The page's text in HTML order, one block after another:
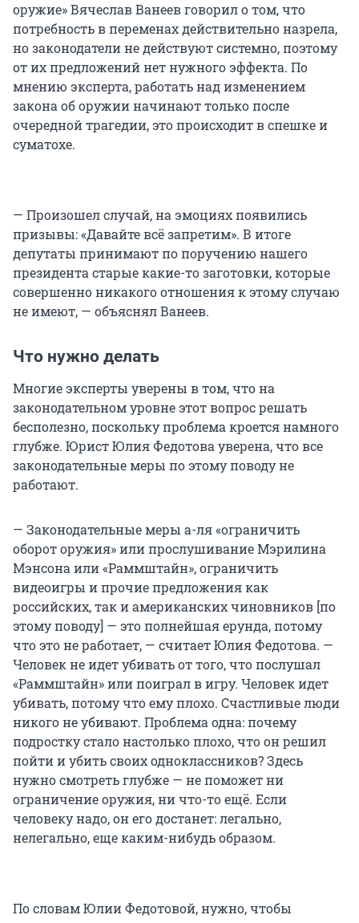
оружие» Вячеслав Ванеев говорил о том, что
потребность в переменах действительно назрела,
но законодатели не действуют системно, поэтому
от их предложений нет нужного эффекта. По
мнению эксперта, работать над изменением
закона об оружии начинают только после
очередной трагедии, это происходит в спешке и
суматохе.
— Произошел случай, на эмоциях появились
призывы: «Давайте всё запретим». В итоге
депутаты принимают по поручению нашего
президента старые какие-то заготовки, которые
совершенно никакого отношения к этому случаю
не имеют, — объяснял Ванеев.
Что нужно делать
Многие эксперты уверены в том, что на
законодательном уровне этот вопрос решать
бесполезно, поскольку проблема кроется намного
глубже. Юрист Юлия Федотова уверена, что все
законодательные меры по этому поводу не
работают.
— Законодательные меры а-ля «ограничить
оборот оружия» или прослушивание Мэрилина
Мэнсона или «Раммштайн», ограничить
видеоигры и прочие предложения как
российских, так и американских чиновников [по
этому поводу] — это полнейшая ерунда, потому
что это не работает, — считает Юлия Федотова. —
Человек не идет убивать от того, что послушал
«Раммштайн» или поиграл в игру. Человек идет
убивать, потому что ему плохо. Счастливые люди
никого не убивают. Проблема одна: почему
подростку стало настолько плохо, что он решил
пойти и убить своих одноклассников? Здесь
нужно смотреть глубже — не поможет ни
ограничение оружия, ни что-то ещё. Если
человеку надо, он его достанет: легально,
нелегально, еще каким-нибудь образом.
По словам Юлии Федотовой, нужно, чтобы